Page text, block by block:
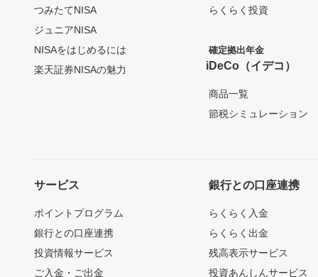
つみたてNISA
ジュニアNISA
NISAをはじめるには
楽天証券NISAの魅力
らくらく投資
確定拠出年金
iDeCo（イデコ）
商品一覧
節税シミュレーション
サービス
ポイントプログラム
銀行との口座連携
投資情報サービス
ご入金・ご出金
銀行との口座連携
らくらく入金
らくらく出金
残高表示サービス
投資あんしんサービス